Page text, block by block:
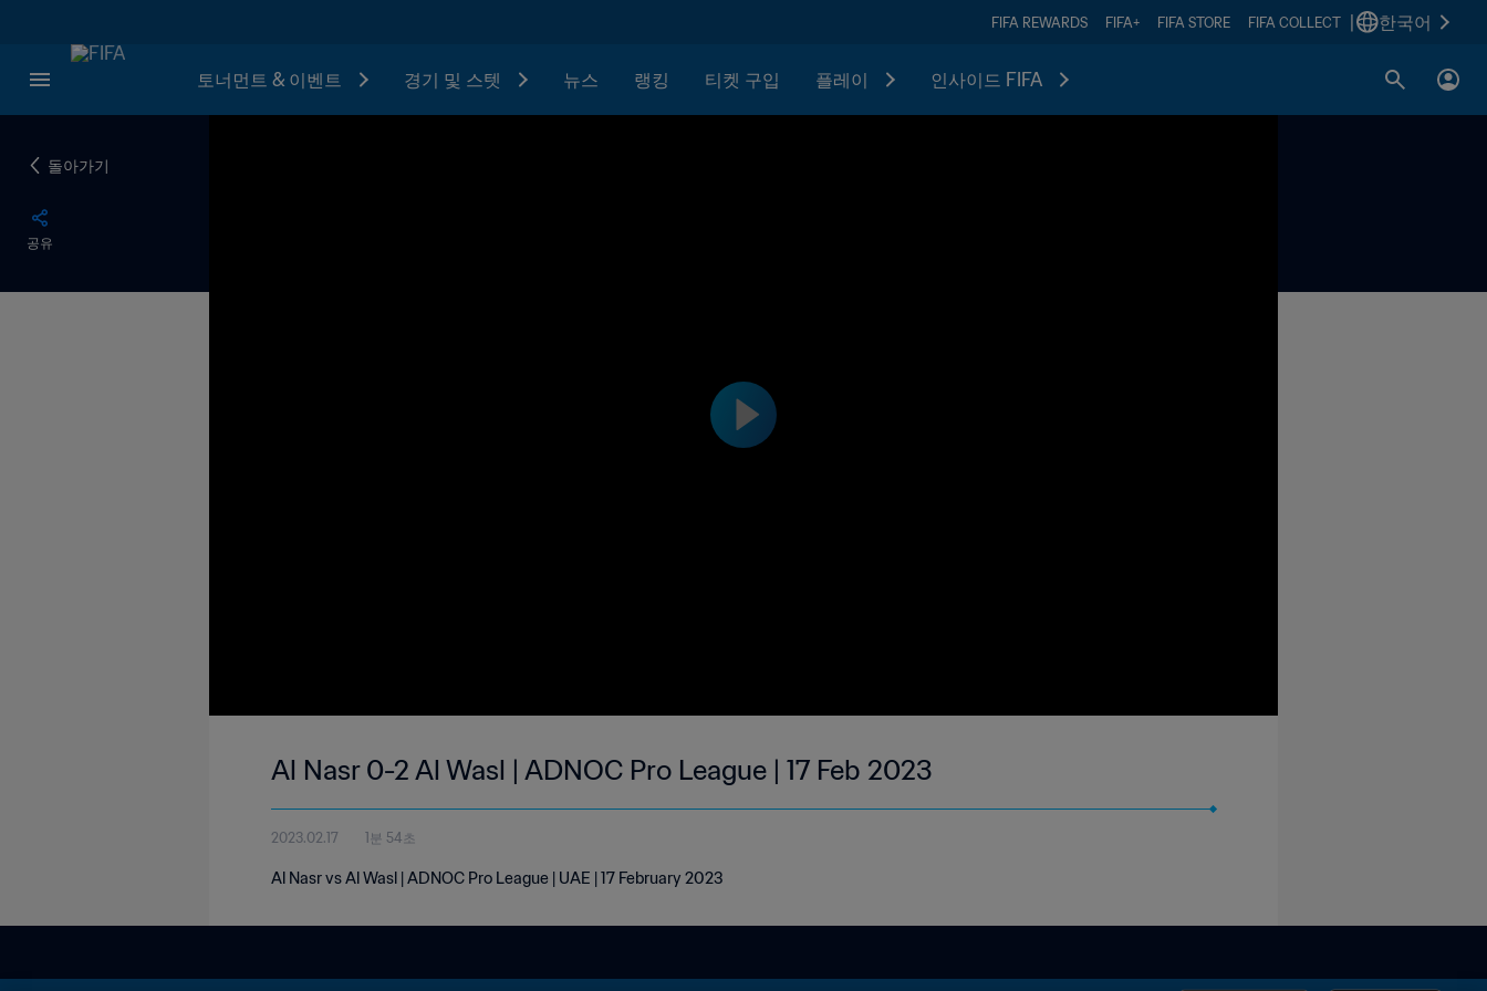
FIFA REWARDS FIFA+ FIFA STORE FIFA COLLECT 한국어
토너먼트 & 이벤트 경기 및 스텟 뉴스 랭킹 티켓 구입 플레이 인사이드 FIFA
돌아가기
공유
Al Nasr 0-2 Al Wasl | ADNOC Pro League | 17 Feb 2023
2023.02.17 1분 54초
Al Nasr vs Al Wasl | ADNOC Pro League | UAE | 17 February 2023